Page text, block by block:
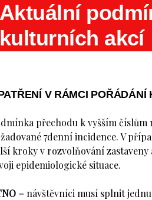
Aktuální
kulturních akcí
V RÁMCI POŘÁDÁNÍ
přechodu k vyšším
7denní incidence. V
kroky v rozvolňování
epidemiologické situace.
= návštěvníci musí splnit